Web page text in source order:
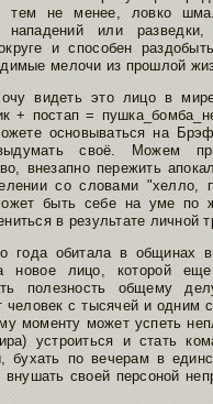
тем не менее, ловко
или разведки,
и способен
мелочи из прошлой
видеть это лицо в
+ постап =
основываться на
своё. Можем
внезапно пережить
со словами "хелло,
быть себе на уме по
в результате личной
года обитала в общинах
новое лицо, которой
полезность общему
человек с тысячей и одним
моменту может успеть
устроиться и стать
бухать по вечерам в
своей персоной